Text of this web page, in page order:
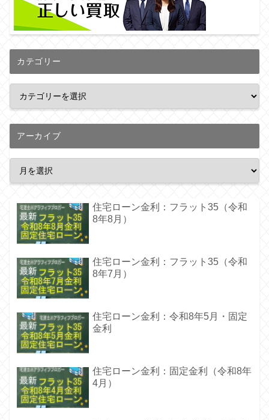
カテゴリー
アーカイブ
住宅ローン金利：フラット35（令和
8年8月）
住宅ローン金利：フラット35（令和
8年7月）
住宅ローン金利：令和8年5月・固定
金利
住宅ローン金利：固定金利（令和8年
4月）